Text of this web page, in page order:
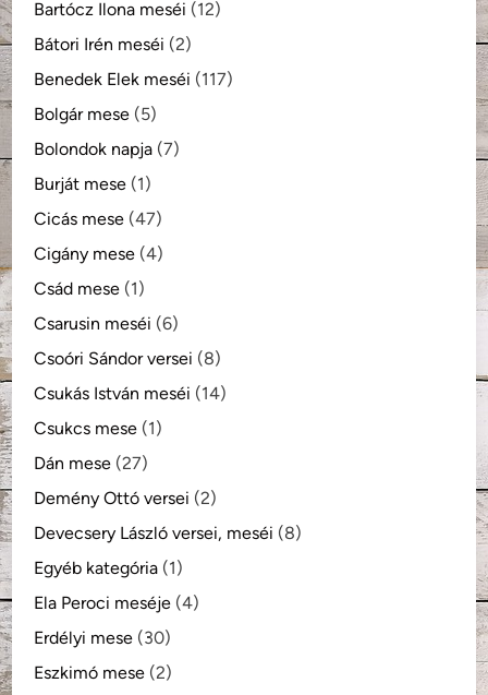
Bartócz Ilona meséi (12)
Bátori Irén meséi (2)
Benedek Elek meséi (117)
Bolgár mese (5)
Bolondok napja (7)
Burját mese (1)
Cicás mese (47)
Cigány mese (4)
Csád mese (1)
Csarusin meséi (6)
Csoóri Sándor versei (8)
Csukás István meséi (14)
Csukcs mese (1)
Dán mese (27)
Demény Ottó versei (2)
Devecsery László versei, meséi (8)
Egyéb kategória (1)
Ela Peroci meséje (4)
Erdélyi mese (30)
Eszkimó mese (2)